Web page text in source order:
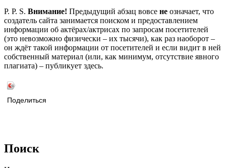
P. P. S. Внимание! Предыдущий абзац вовсе не означает, что
создатель сайта занимается поиском и предоставлением
информации об актёрах/актрисах по запросам посетителей
(это невозможно физически – их тысячи), как раз наоборот –
он ждёт такой информации от посетителей и если видит в ней
собственный материал (или, как минимум, отсутствие явного
плагиата) – публикует здесь.
Поделиться
Поиск